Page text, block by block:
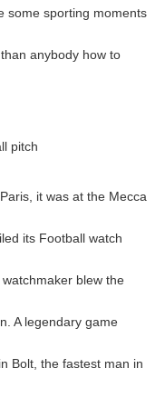
some sporting moments
anybody how to
pitch
it was at the Mecca
its Football watch
blew the
A legendary game
Bolt, the fastest man in